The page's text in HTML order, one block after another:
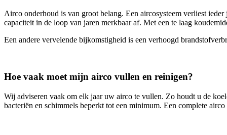
Airco onderhoud is van groot belang. Een aircosysteem verliest
capaciteit in de loop van jaren merkbaar af. Met een te laag
Een andere vervelende bijkomstigheid is een verhoogd
Hoe vaak moet mijn airco vullen en reinigen?
Wij adviseren vaak om elk jaar uw airco te vullen. Zo houdt u de
bacteriën en schimmels beperkt tot een minimum. Een complete